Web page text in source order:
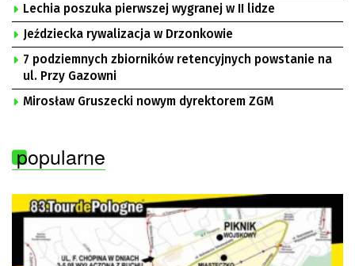
Lechia poszuka pierwszej wygranej w II lidze
Jeździecka rywalizacja w Drzonkowie
7 podziemnych zbiorników retencyjnych powstanie na
ul. Przy Gazowni
Mirosław Gruszecki nowym dyrektorem ZGM
popularne